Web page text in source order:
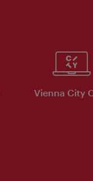
Vienna City